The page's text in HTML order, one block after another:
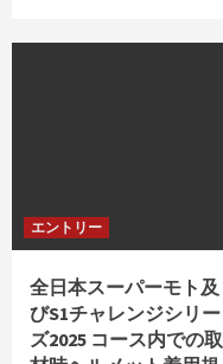
エントリー
全日本スーパーモト及
びS1チャレンジシリー
ズ2025 コース内での取